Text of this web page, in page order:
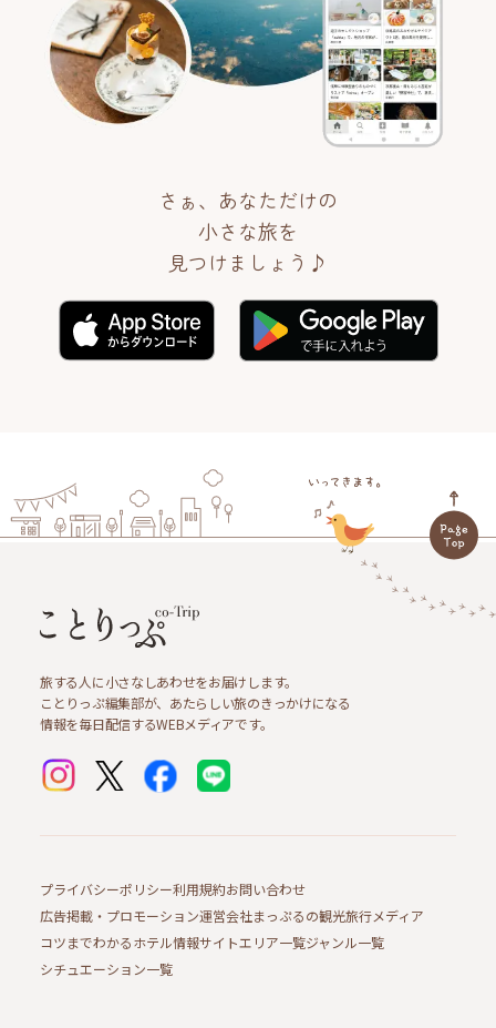
さぁ、あなただけの
小さな旅を
見つけましょう♪
旅する人に小さなしあわせをお届けします。
ことりっぷ編集部が、あたらしい旅のきっかけになる
情報を毎日配信するWEBメディアです。
プライバシーポリシー利用規約お問い合わせ
広告掲載・プロモーション運営会社まっぷるの観光旅行メディア
コツまでわかるホテル情報サイトエリア一覧ジャンル一覧
シチュエーション一覧